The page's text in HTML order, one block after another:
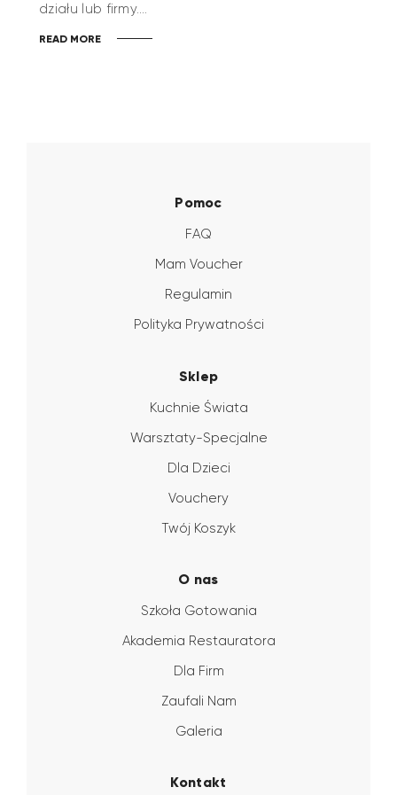
działu lub firmy.…
READ MORE
Pomoc
FAQ
Mam Voucher
Regulamin
Polityka Prywatności
Sklep
Kuchnie Świata
Warsztaty-Specjalne
Dla Dzieci
Vouchery
Twój Koszyk
O nas
Szkoła Gotowania
Akademia Restauratora
Dla Firm
Zaufali Nam
Galeria
Kontakt